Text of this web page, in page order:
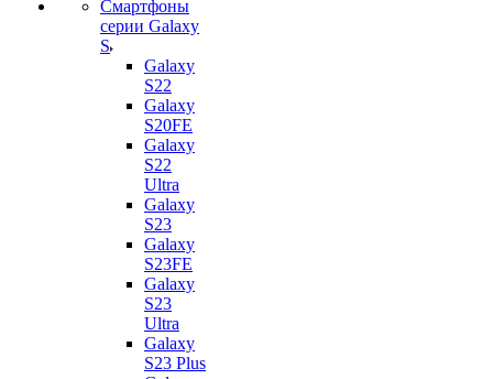
Смартфоны
серии Galaxy
S
Galaxy
S22
Galaxy
S20FE
Galaxy
S22
Ultra
Galaxy
S23
Galaxy
S23FE
Galaxy
S23
Ultra
Galaxy
S23 Plus